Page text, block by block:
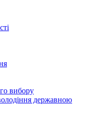
вибору
державною